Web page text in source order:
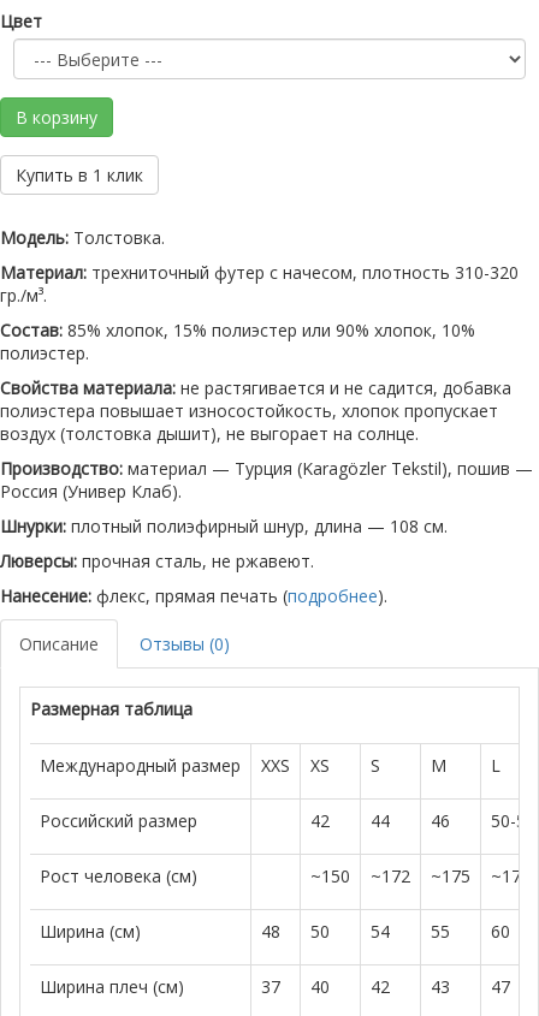
Цвет
В корзину
Купить в 1 клик
Модель: Толстовка.
Материал: трехниточный футер с начесом, плотность 310-320
гр./м³.
Состав: 85% хлопок, 15% полиэстер или 90% хлопок, 10%
полиэстер.
Свойства материала: не растягивается и не садится, добавка
полиэстера повышает износостойкость, хлопок пропускает
воздух (толстовка дышит), не выгорает на солнце.
Производство: материал — Турция (Karagözler Tekstil), пошив —
Россия (Универ Клаб).
Шнурки: плотный полиэфирный шнур, длина — 108 см.
Люверсы: прочная сталь, не ржавеют.
Нанесение: флекс, прямая печать (подробнее).
Описание Отзывы (0)
Размерная таблица
Международный размер XXS XS S M L
Российский размер 42 44 46 50-52
Рост человека (см) ~150 ~172 ~175 ~179
Ширина (см) 48 50 54 55 60
Ширина плеч (см) 37 40 42 43 47